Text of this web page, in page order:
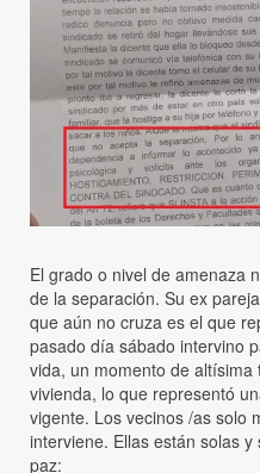
El grado o nivel de amenaza
de la separación. Su ex
que aún no cruza es el que
pasado día sábado intervino
vida, un momento de
vivienda, lo que representó
vigente. Los vecinos /as solo
interviene. Ellas están solas
paz: